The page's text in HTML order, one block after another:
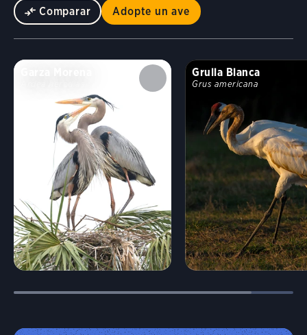
Comparar Adopte un ave
Grulla Blanca
Grus americana